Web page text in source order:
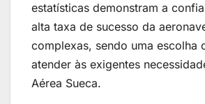
Financie seu veículo de forma
estatísticas demonstram a
alta taxa de sucesso da
complexas, sendo uma escolha
atender às exigentes
Aérea Sueca.